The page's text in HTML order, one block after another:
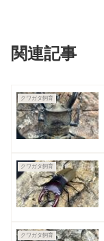
関連記事
クワガタ飼育
クワガタ飼育
クワガタ飼育